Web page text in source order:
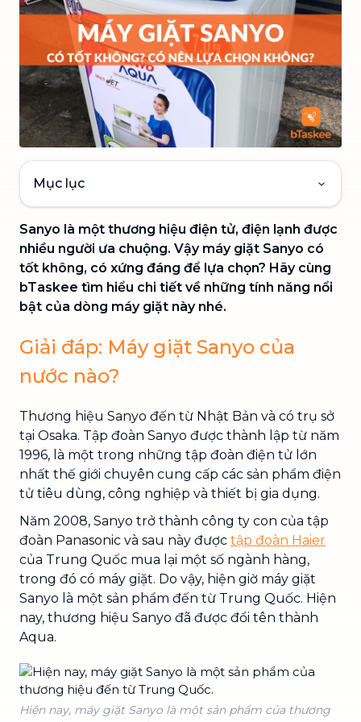
Mục lục
Sanyo là một thương hiệu điện tử, điện lạnh được
nhiều người ưa chuộng. Vậy máy giặt Sanyo có
tốt không, có xứng đáng để lựa chọn? Hãy cùng
bTaskee tìm hiểu chi tiết về những tính năng nổi
bật của dòng máy giặt này nhé.
Giải đáp: Máy giặt Sanyo của
nước nào?
Thương hiệu Sanyo đến từ Nhật Bản và có trụ sở
tại Osaka. Tập đoàn Sanyo được thành lập từ năm
1996, là một trong những tập đoàn điện tử lớn
nhất thế giới chuyên cung cấp các sản phẩm điện
tử tiêu dùng, công nghiệp và thiết bị gia dụng.
Năm 2008, Sanyo trở thành công ty con của tập
đoàn Panasonic và sau này được tập đoàn Haier
của Trung Quốc mua lại một số ngành hàng,
trong đó có máy giặt. Do vậy, hiện giờ máy giặt
Sanyo là một sản phẩm đến từ Trung Quốc. Hiện
nay, thương hiệu Sanyo đã được đổi tên thành
Aqua.
Hiện nay, máy giặt Sanyo là một sản phẩm của thương